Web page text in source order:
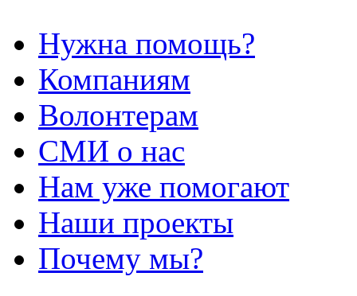
Нужна помощь?
Компаниям
Волонтерам
СМИ о нас
Нам уже помогают
Наши проекты
Почему мы?